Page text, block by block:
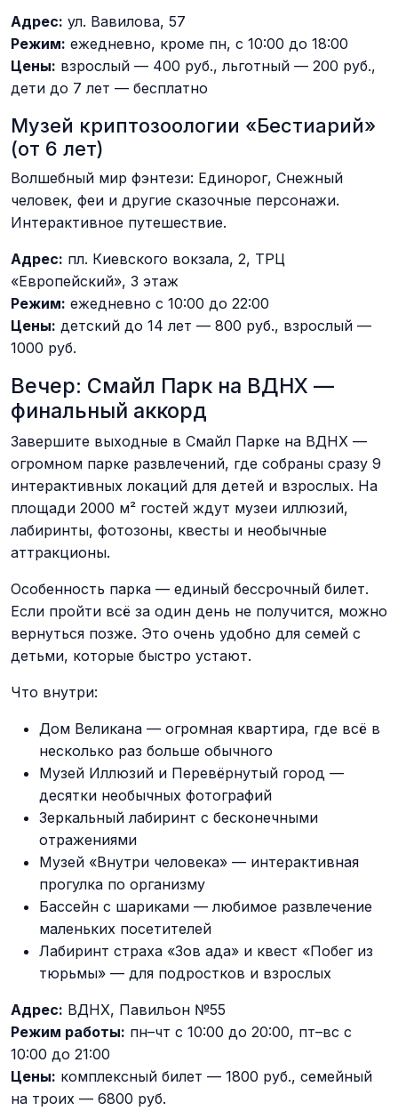
Адрес: ул. Вавилова, 57
Режим: ежедневно, кроме пн, с 10:00 до 18:00
Цены: взрослый — 400 руб., льготный — 200 руб.,
дети до 7 лет — бесплатно
Музей криптозоологии «Бестиарий»
(от 6 лет)
Волшебный мир фэнтези: Единорог, Снежный
человек, феи и другие сказочные персонажи.
Интерактивное путешествие.
Адрес: пл. Киевского вокзала, 2, ТРЦ
«Европейский», 3 этаж
Режим: ежедневно с 10:00 до 22:00
Цены: детский до 14 лет — 800 руб., взрослый —
1000 руб.
Вечер: Смайл Парк на ВДНХ —
финальный аккорд
Завершите выходные в Смайл Парке на ВДНХ —
огромном парке развлечений, где собраны сразу 9
интерактивных локаций для детей и взрослых. На
площади 2000 м² гостей ждут музеи иллюзий,
лабиринты, фотозоны, квесты и необычные
аттракционы.
Особенность парка — единый бессрочный билет.
Если пройти всё за один день не получится, можно
вернуться позже. Это очень удобно для семей с
детьми, которые быстро устают.
Что внутри:
Дом Великана — огромная квартира, где всё в
несколько раз больше обычного
Музей Иллюзий и Перевёрнутый город —
десятки необычных фотографий
Зеркальный лабиринт с бесконечными
отражениями
Музей «Внутри человека» — интерактивная
прогулка по организму
Бассейн с шариками — любимое развлечение
маленьких посетителей
Лабиринт страха «Зов ада» и квест «Побег из
тюрьмы» — для подростков и взрослых
Адрес: ВДНХ, Павильон №55
Режим работы: пн–чт с 10:00 до 20:00, пт–вс с
10:00 до 21:00
Цены: комплексный билет — 1800 руб., семейный
на троих — 6800 руб.